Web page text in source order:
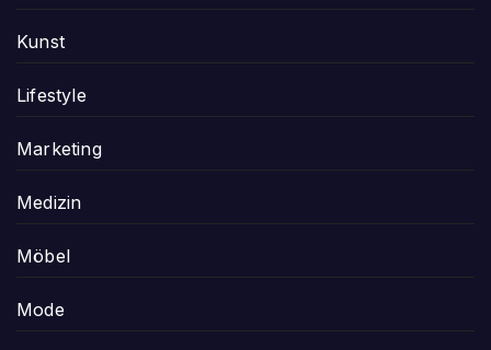
Kunst
Lifestyle
Marketing
Medizin
Möbel
Mode